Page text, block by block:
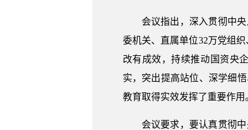
会议指出，深入贯彻中
委机关、直属单位32万党组
改有成效，持续推动国资央
实，突出提高站位、深学细
教育取得实效发挥了重要作用
会议要求，要认真贯彻